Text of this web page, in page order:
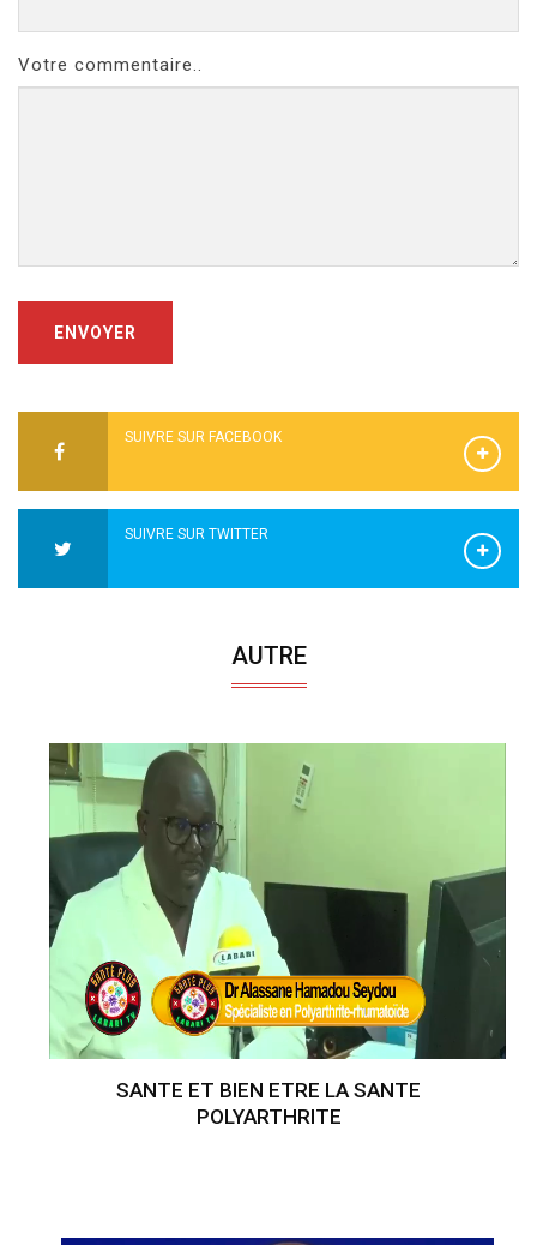
Votre commentaire..
ENVOYER
SUIVRE SUR FACEBOOK
SUIVRE SUR TWITTER
AUTRE
SANTE ET BIEN ETRE LA SANTE
POLYARTHRITE